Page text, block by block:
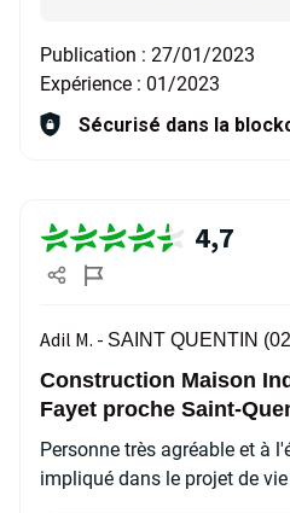
Publication : 27/01/2023
Expérience : 01/2023
Sécurisé dans la
4,7
Adil M. - SAINT QUENTIN
Construction Maison
Fayet proche Saint-
Personne très agréable et à
impliqué dans le projet de